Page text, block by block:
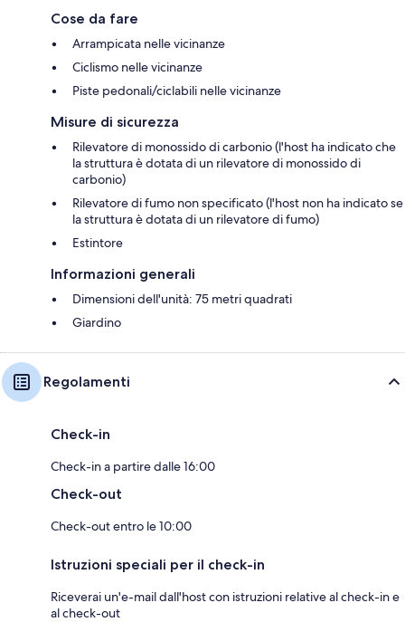
Cose da fare
Arrampicata nelle vicinanze
Ciclismo nelle vicinanze
Piste pedonali/ciclabili nelle vicinanze
Misure di sicurezza
Rilevatore di monossido di carbonio (l'host ha indicato che
la struttura è dotata di un rilevatore di monossido di
carbonio)
Rilevatore di fumo non specificato (l'host non ha indicato se
la struttura è dotata di un rilevatore di fumo)
Estintore
Informazioni generali
Dimensioni dell'unità: 75 metri quadrati
Giardino
Regolamenti
Check-in
Check-in a partire dalle 16:00
Check-out
Check-out entro le 10:00
Istruzioni speciali per il check-in
Riceverai un'e-mail dall'host con istruzioni relative al check-in e
al check-out